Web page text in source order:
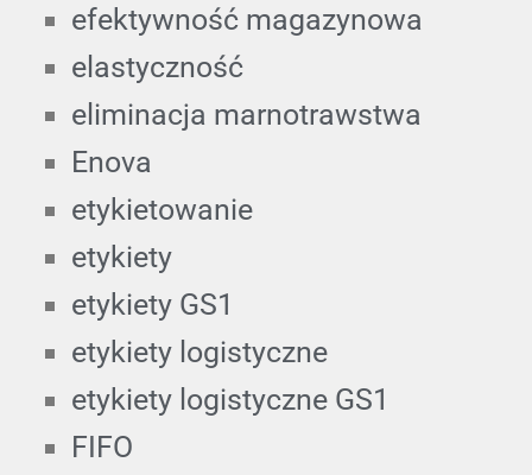
efektywność magazynowa
elastyczność
eliminacja marnotrawstwa
Enova
etykietowanie
etykiety
etykiety GS1
etykiety logistyczne
etykiety logistyczne GS1
FIFO